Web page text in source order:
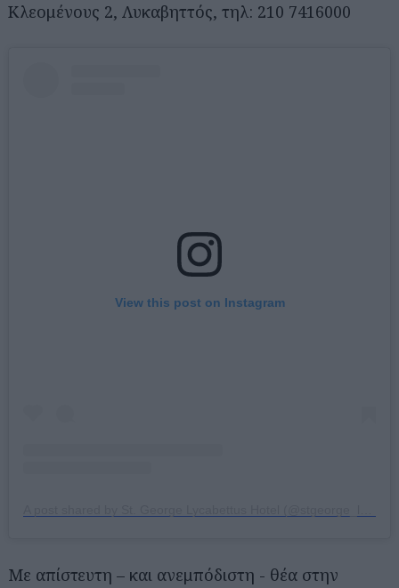
Κλεομένους 2, Λυκαβηττός, τηλ: 210 7416000
View this post on Instagram
Με απίστευτη – και ανεμπόδιστη - θέα στην